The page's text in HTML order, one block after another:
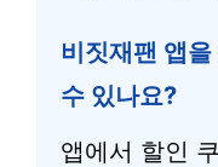
비짓재팬 앱
수 있나요?
앱에서 할인